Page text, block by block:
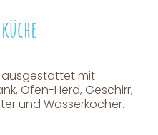
ausgestattet mit
Ofen-Herd, Geschirr,
und Wasserkocher.